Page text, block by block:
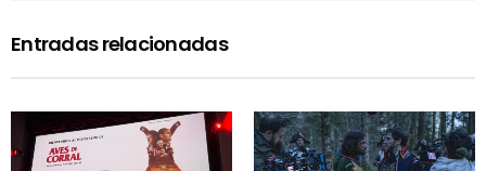
Entradas relacionadas